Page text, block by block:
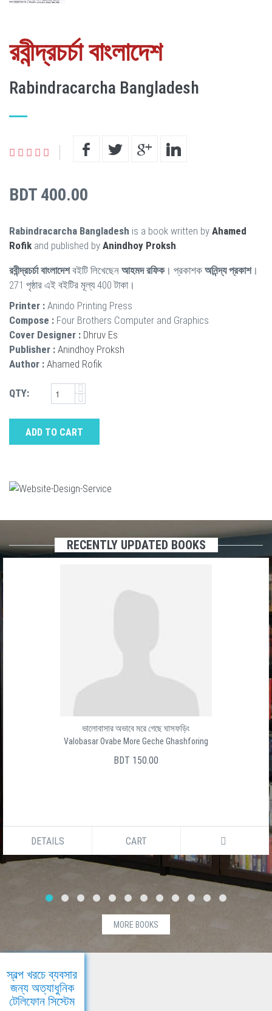
রবীন্দ্রচর্চা বাংলাদেশ
Rabindracarcha Bangladesh
BDT 400.00
Rabindracarcha Bangladesh is a book written by Ahamed
Rofik and published by Anindhoy Proksh
রবীন্দ্রচর্চা বাংলাদেশবইটি লিখেছেন আহমদ রফিক। প্রকাশক অনিন্দ্য প্রকাশ।
271 পৃষ্ঠার এই বইটির মূল্য 400 টাকা।
Printer : Anindo Printing Press
Compose : Four Brothers Computer and Graphics
Cover Designer : Dhruv Es
Publisher : Anindhoy Proksh
Author : Ahamed Rofik
QTY:
ADD TO CART
RECENTLY UPDATED BOOKS
ভালোবাসার অভাবে মরে গেছে ঘাসফড়িং
Valobasar Ovabe More Geche Ghashforing
BDT 150.00
DETAILS CART
MORE BOOKS
স্বল্প খরচে ব্যবসার
জন্য অত্যাধুনিক
টেলিফোন সিস্টেম